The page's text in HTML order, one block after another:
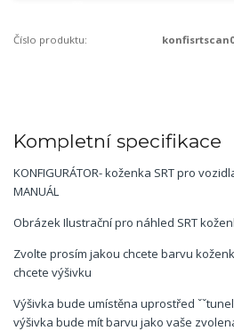
Číslo produktu:
Kompletní specifikace
KONFIGURÁTOR- koženka SRT pro
MANUÁL
Obrázek Ilustrační pro náhled SRT
Zvolte prosím jakou chcete barvu
chcete výšivku
Výšivka bude umístěna uprostřed
výšivka bude mít barvu jako vaše